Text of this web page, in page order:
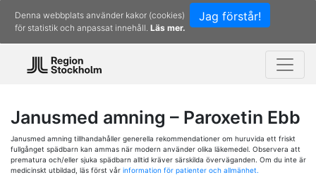
Jag förstår!
Denna webbplats använder kakor (cookies)
för statistik och anpassat innehåll. Läs mer.
Janusmed amning – Paroxetin Ebb
Janusmed amning tillhandahåller generella rekommendationer om huruvida ett friskt
fullgånget spädbarn kan ammas när modern använder olika läkemedel. Observera att
prematura och/eller sjuka spädbarn alltid kräver särskilda överväganden. Om du inte är
medicinskt utbildad, läs först vår information för patienter och allmänhet.